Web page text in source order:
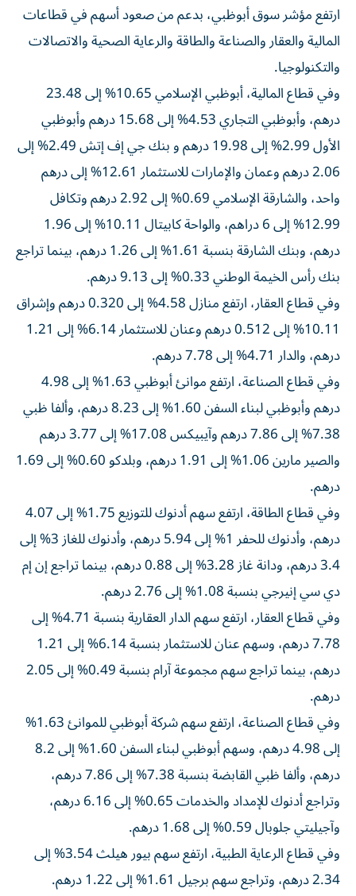
ارتفع مؤشر سوق أبوظبي، بدعم من صعود أسهم في قطاعات
المالية والعقار والصناعة والطاقة والرعاية الصحية والاتصالات
والتكنولوجيا.
وفي قطاع المالية، أبوظبي الإسلامي 10.65% إلى 23.48
درهم، وأبوظبي التجاري 4.53% إلى 15.68 درهم وأبوظبي
الأول 2.99% إلى 19.98 درهم و بنك جي إف إتش 2.49% إلى
2.06 درهم وعمان والإمارات للاستثمار 12.61% إلى درهم
واحد، والشارقة الإسلامي 0.69% إلى 2.92 درهم وتكافل
12.99% إلى 6 دراهم، والواحة كابيتال 10.11% إلى 1.96
درهم، وبنك الشارقة بنسبة 1.61% إلى 1.26 درهم، بينما تراجع
بنك رأس الخيمة الوطني 0.33% إلى 9.13 درهم.
وفي قطاع العقار، ارتفع منازل 4.58% إلى 0.320 درهم وإشراق
10.11% إلى 0.512 درهم وعنان للاستثمار 6.14% إلى 1.21
درهم، والدار 4.71% إلى 7.78 درهم.
وفي قطاع الصناعة، ارتفع موانئ أبوظبي 1.63% إلى 4.98
درهم وأبوظبي لبناء السفن 1.60% إلى 8.23 درهم، وألفا ظبي
7.38% إلى 7.86 درهم وآيبيكس 17.08% إلى 3.77 درهم
والصير مارين 1.06% إلى 1.91 درهم، وبلدكو 0.60% إلى 1.69
درهم.
وفي قطاع الطاقة، ارتفع سهم أدنوك للتوزيع 1.75% إلى 4.07
درهم، وأدنوك للحفر 1% إلى 5.94 درهم، وأدنوك للغاز 3% إلى
3.4 درهم، ودانة غاز 3.28% إلى 0.88 درهم، بينما تراجع إن إم
دي سي إنيرجي بنسبة 1.08% إلى 2.76 درهم.
وفي قطاع العقار، ارتفع سهم الدار العقارية بنسبة 4.71% إلى
7.78 درهم، وسهم عنان للاستثمار بنسبة 6.14% إلى 1.21
درهم، بينما تراجع سهم مجموعة آرام بنسبة 0.49% إلى 2.05
درهم.
وفي قطاع الصناعة، ارتفع سهم شركة أبوظبي للموانئ 1.63%
إلى 4.98 درهم، وسهم أبوظبي لبناء السفن 1.60% إلى 8.2
درهم، وألفا ظبي القابضة بنسبة 7.38% إلى 7.86 درهم،
وتراجع أدنوك للإمداد والخدمات 0.65% إلى 6.16 درهم،
وآجيليتي جلوبال 0.59% إلى 1.68 درهم.
وفي قطاع الرعاية الطبية، ارتفع سهم بيور هيلث 3.54% إلى
2.34 درهم، وتراجع سهم برجيل 1.61% إلى 1.22 درهم.